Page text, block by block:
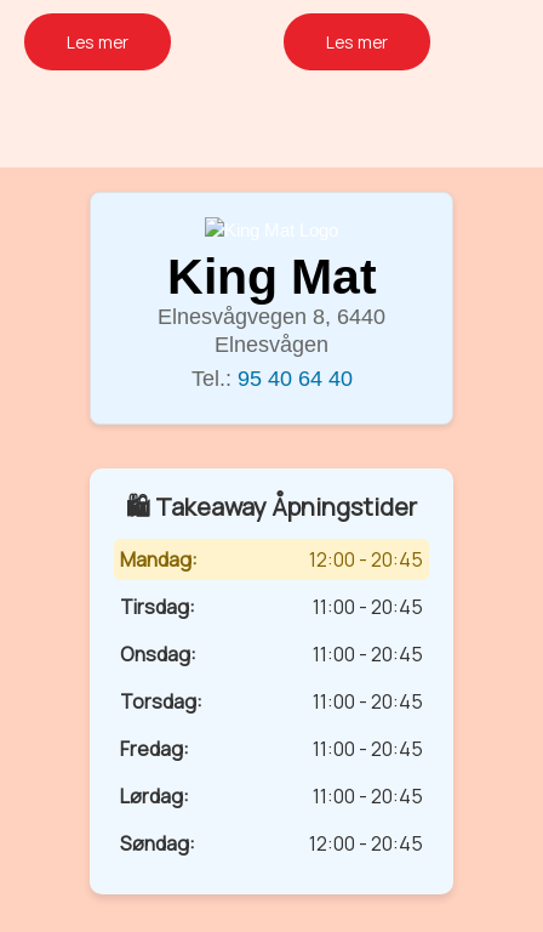
Les mer Les mer
King Mat
Elnesvågvegen 8, 6440
Elnesvågen
Tel.: 95 40 64 40
🛍️ Takeaway Åpningstider
Mandag:
12:00 - 20:45
Tirsdag:
11:00 - 20:45
Onsdag:
11:00 - 20:45
Torsdag:
11:00 - 20:45
Fredag:
11:00 - 20:45
Lørdag:
11:00 - 20:45
Søndag:
12:00 - 20:45